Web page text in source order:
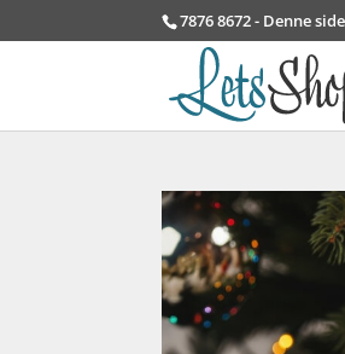
7876 8672 - Denne